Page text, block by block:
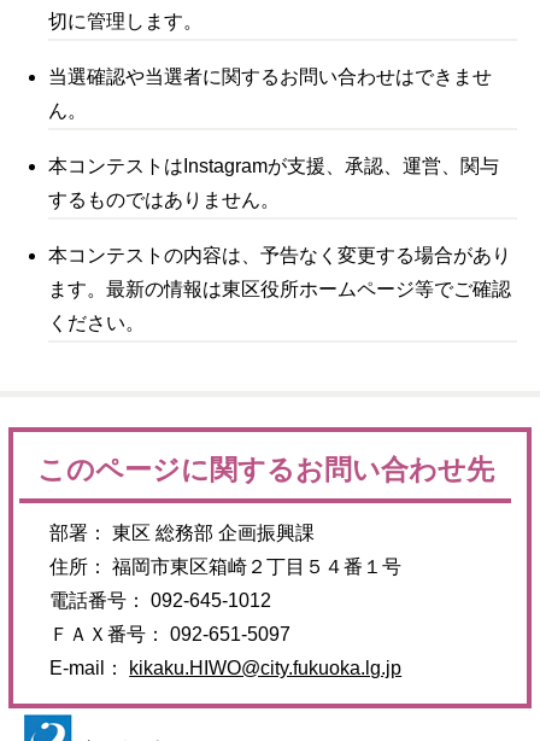
切に管理します。
当選確認や当選者に関するお問い合わせはできませ
ん。
本コンテストはInstagramが支援、承認、運営、関与
するものではありません。
本コンテストの内容は、予告なく変更する場合があり
ます。最新の情報は東区役所ホームページ等でご確認
ください。
このページに関するお問い合わせ先
部署： 東区 総務部 企画振興課
住所： 福岡市東区箱崎２丁目５４番１号
電話番号： 092-645-1012
ＦＡＸ番号： 092-651-5097
E-mail：
kikaku.HIWO@city.fukuoka.lg.jp